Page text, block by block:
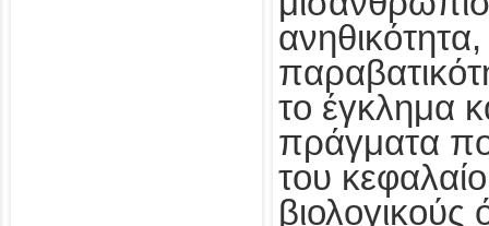
ανηθικότητα,
το έγκλημα
πράγματα
του
βιολογικούς